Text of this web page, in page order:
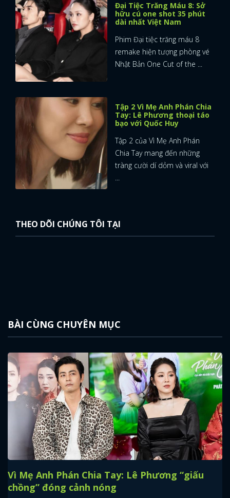
Đại Tiệc Trăng Máu 8: Sở
hữu cú one shot 35 phút
dài nhất Việt Nam
Phim Đại tiệc trăng máu 8
remake hiện tượng phòng vé
Nhật Bản One Cut of the ...
Tập 2 Vì Mẹ Anh Phán Chia
Tay: Lê Phương thoại táo
bạo với Quốc Huy
Tập 2 của Vì Mẹ Anh Phán
Chia Tay mang đến những
tràng cười dí dỏm và viral với
...
THEO DÕI CHÚNG TÔI TẠI
BÀI CÙNG CHUYÊN MỤC
Vì Mẹ Anh Phán Chia Tay: Lê Phương “giấu
chồng” đóng cảnh nóng